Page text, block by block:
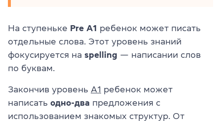
На ступеньке Pre A1 ребенок может писать
отдельные слова. Этот уровень знаний
фокусируется на spelling — написании слов
по буквам.
Закончив уровень А1 ребенок может
написать одно-два предложения с
использованием знакомых структур. От